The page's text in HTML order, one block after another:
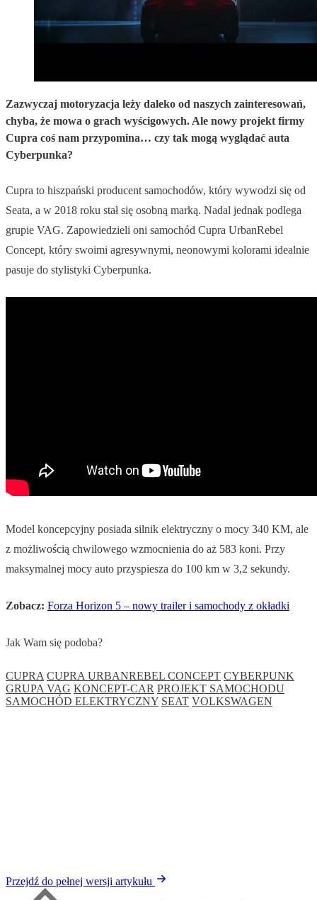
Zazwyczaj motoryzacja leży daleko od naszych zainteresowań,
chyba, że mowa o grach wyścigowych. Ale nowy projekt firmy
Cupra coś nam przypomina… czy tak mogą wyglądać auta
Cyberpunka?
Cupra to hiszpański producent samochodów, który wywodzi się od
Seata, a w 2018 roku stał się osobną marką. Nadal jednak podlega
grupie VAG. Zapowiedzieli oni samochód Cupra UrbanRebel
Concept, który swoimi agresywnymi, neonowymi kolorami idealnie
pasuje do stylistyki Cyberpunka.
Model koncepcyjny posiada silnik elektryczny o mocy 340 KM, ale
z możliwością chwilowego wzmocnienia do aż 583 koni. Przy
maksymalnej mocy auto przyspiesza do 100 km w 3,2 sekundy.
Zobacz: Forza Horizon 5 – nowy trailer i samochody z okładki
Jak Wam się podoba?
CUPRA CUPRA URBANREBEL CONCEPT CYBERPUNK
GRUPA VAG KONCEPT-CAR PROJEKT SAMOCHODU
SAMOCHÓD ELEKTRYCZNY SEAT VOLKSWAGEN
Przejdź do pełnej wersji artykułu